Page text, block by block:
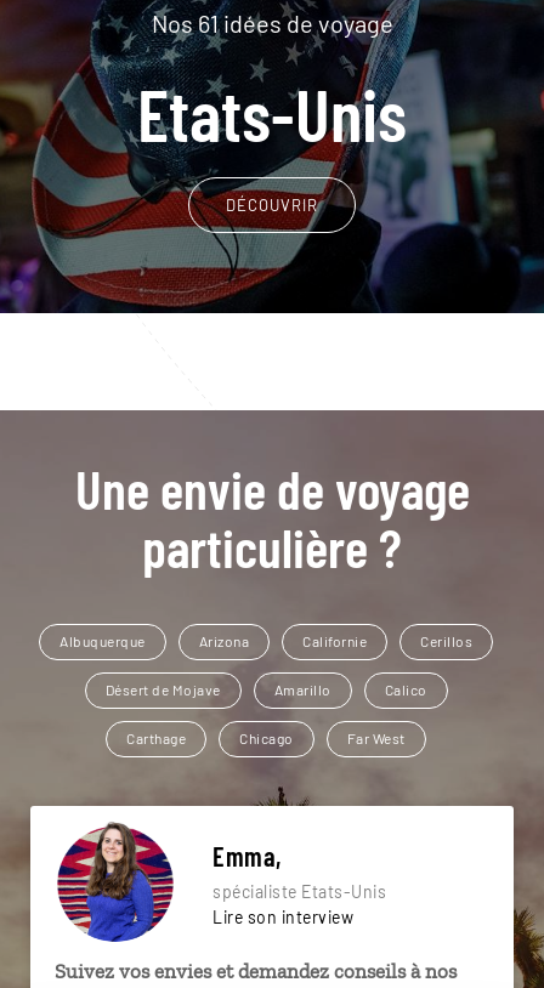
Nos 61 idées de voyage
Etats-Unis
DÉCOUVRIR
Une envie de voyage
particulière ?
Albuquerque Arizona Californie Cerillos
Désert de Mojave Amarillo Calico
Carthage Chicago Far West
Emma,
spécialiste Etats-Unis
Lire son interview
Suivez vos envies et demandez conseils à nos